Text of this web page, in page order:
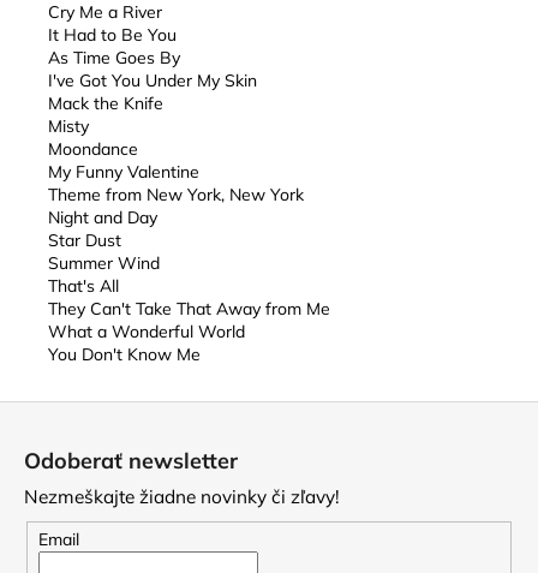
Cry Me a River
It Had to Be You
As Time Goes By
I've Got You Under My Skin
Mack the Knife
Misty
Moondance
My Funny Valentine
Theme from New York, New York
Night and Day
Star Dust
Summer Wind
That's All
They Can't Take That Away from Me
What a Wonderful World
You Don't Know Me
Odoberať newsletter
Nezmeškajte žiadne novinky či zľavy!
Email